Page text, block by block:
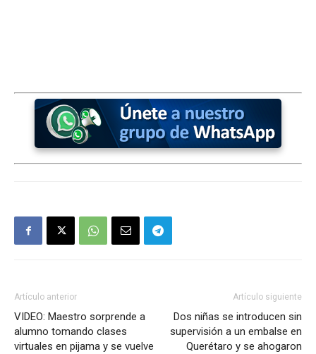
Artículo anterior
VIDEO: Maestro sorprende a
alumno tomando clases
virtuales en pijama y se vuelve
Artículo siguiente
Dos niñas se introducen sin
supervisión a un embalse en
Querétaro y se ahogaron